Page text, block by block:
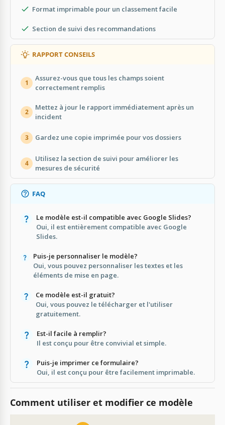
Format imprimable pour un classement facile
Section de suivi des recommandations
RAPPORT CONSEILS
1
Assurez-vous que tous les champs soient
correctement remplis
2
Mettez à jour le rapport immédiatement après un
incident
3 Gardez une copie imprimée pour vos dossiers
4
Utilisez la section de suivi pour améliorer les
mesures de sécurité
FAQ
Le modèle est-il compatible avec Google Slides?
Oui, il est entièrement compatible avec Google
Slides.
Puis-je personnaliser le modèle?
Oui, vous pouvez personnaliser les textes et les
éléments de mise en page.
Ce modèle est-il gratuit?
Oui, vous pouvez le télécharger et l'utiliser
gratuitement.
Est-il facile à remplir?
Il est conçu pour être convivial et simple.
Puis-je imprimer ce formulaire?
Oui, il est conçu pour être facilement imprimable.
Comment utiliser et modifier ce modèle